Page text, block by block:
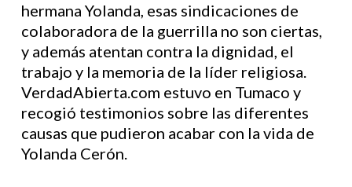
hermana Yolanda, esas sindicaciones de
colaboradora de la guerrilla no son ciertas,
y además atentan contra la dignidad, el
trabajo y la memoria de la líder religiosa.
VerdadAbierta.com estuvo en Tumaco y
recogió testimonios sobre las diferentes
causas que pudieron acabar con la vida de
Yolanda Cerón.